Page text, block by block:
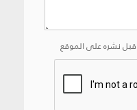
قبل نشره على الموقع